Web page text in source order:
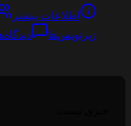
اطلاعات بیشتر
زیرنویس‌ها